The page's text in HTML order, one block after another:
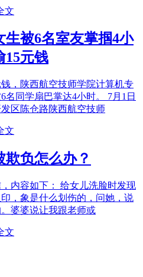
文
生被6名室友掌掴4小
15元钱
，陕西航空技师学院计算机专
名同学扇巴掌达4小时。 7月1日
区陈仓路陕西航空技师
文
负怎么办？
内容如下： 给女儿洗脸时发现
，象是什么划伤的，问她，说
婆婆说让我跟老师或
文